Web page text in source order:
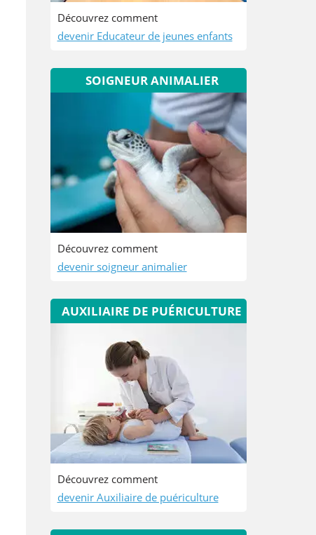
Découvrez comment
devenir Educateur de jeunes enfants
SOIGNEUR ANIMALIER
Découvrez comment
devenir soigneur animalier
AUXILIAIRE DE PUÉRICULTURE
Découvrez comment
devenir Auxiliaire de puériculture